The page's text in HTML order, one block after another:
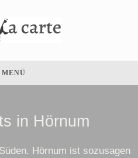
MENÜ
in Hörnum
Hörnum ist sozusagen